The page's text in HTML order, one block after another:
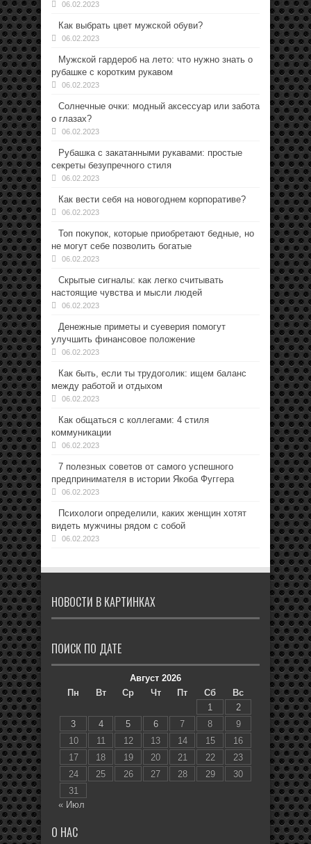
06.02.2023
Как выбрать цвет мужской обуви?
06.02.2023
Мужской гардероб на лето: что нужно знать о
рубашке с коротким рукавом
06.02.2023
Солнечные очки: модный аксессуар или забота
о глазах?
06.02.2023
Рубашка с закатанными рукавами: простые
секреты безупречного стиля
06.02.2023
Как вести себя на новогоднем корпоративе?
06.02.2023
Топ покупок, которые приобретают бедные, но
не могут себе позволить богатые
06.02.2023
Скрытые сигналы: как легко считывать
настоящие чувства и мысли людей
06.02.2023
Денежные приметы и суеверия помогут
улучшить финансовое положение
06.02.2023
Как быть, если ты трудоголик: ищем баланс
между работой и отдыхом
06.02.2023
Как общаться с коллегами: 4 стиля
коммуникации
06.02.2023
7 полезных советов от самого успешного
предпринимателя в истории Якоба Фуггера
06.02.2023
Психологи определили, каких женщин хотят
видеть мужчины рядом с собой
06.02.2023
НОВОСТИ В КАРТИНКАХ
ПОИСК ПО ДАТЕ
Август 2026
Пн
Вт Ср Чт Пт Сб
Вс
1
2
3
4 5 6 7 8
9
10
11 12 13 14 15
16
17
18 19 20 21 22
23
24
25 26 27 28 29
30
31
« Июл
О НАС